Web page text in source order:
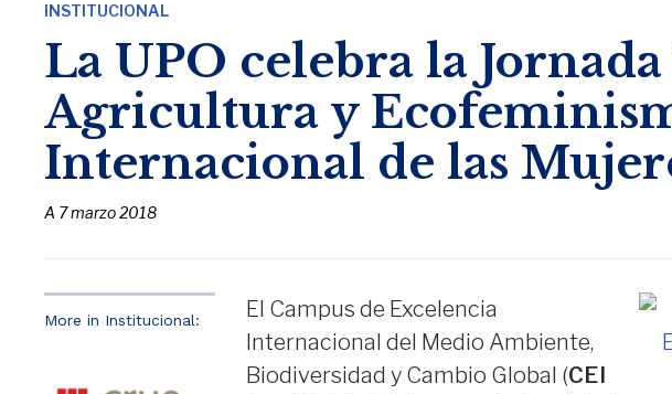
navigation
INSTITUCIONAL
La UPO celebra la
Agricultura y
Internacional de las
A 7 marzo 2018
More in Institucional:
El Campus de Excelencia
Internacional del Medio Ambiente,
Biodiversidad y Cambio Global (CEI